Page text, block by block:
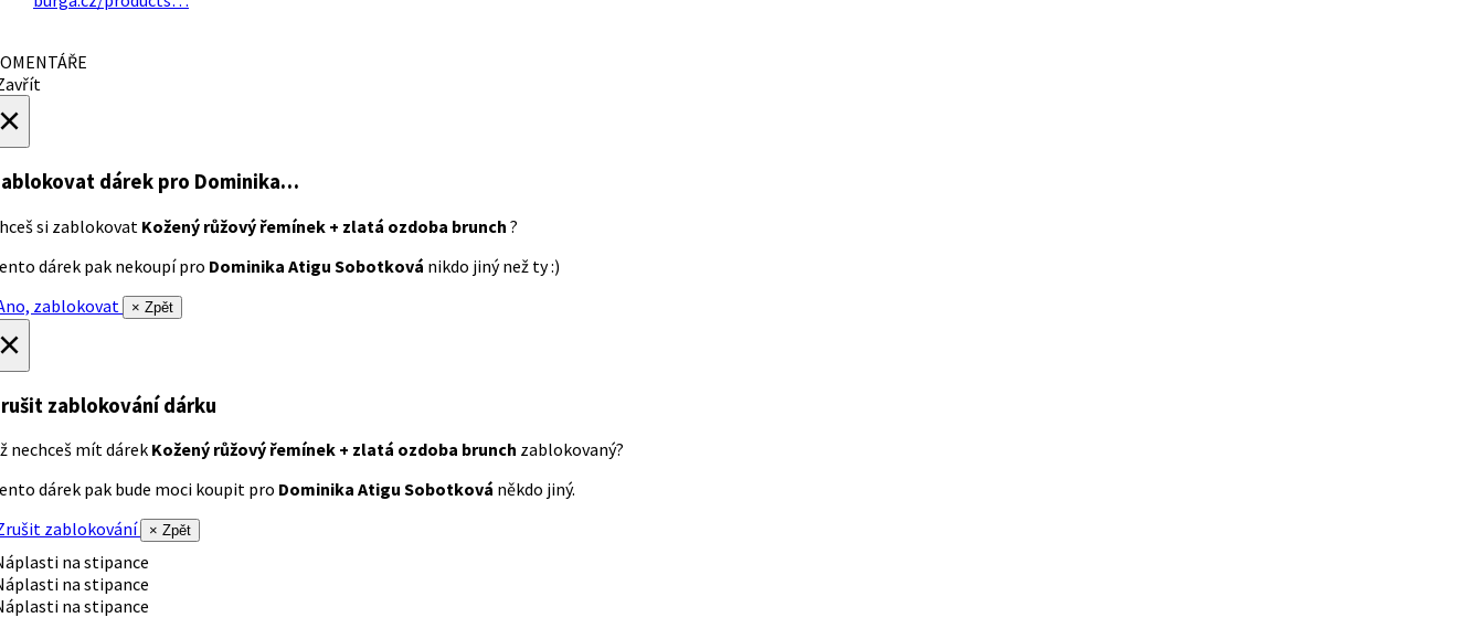
dárek pro Dominika…
si zablokovat Kožený růžový řemínek + zlatá ozdoba brunch ?
dárek pak nekoupí pro Dominika Atigu Sobotková nikdo jiný než ty :)
zablokovat
× Zpět
zablokování dárku
nechceš mít dárek Kožený růžový řemínek + zlatá ozdoba brunch zablokovaný?
dárek pak bude moci koupit pro Dominika Atigu Sobotková někdo jiný.
zablokování
× Zpět